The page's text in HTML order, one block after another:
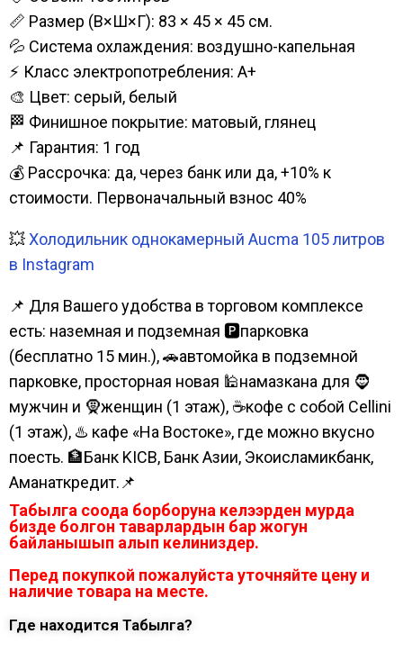
📏 Размер (В×Ш×Г): 83 × 45 × 45 см.
💦 Система охлаждения: воздушно-капельная
⚡ Класс электропотребления: А+
🎨 Цвет: серый, белый
🏁 Финишное покрытие: матовый, глянец
📌 Гарантия: 1 год
💰 Рассрочка: да, через банк или да, +10% к
стоимости. Первоначальный взнос 40%
💥Холодильник однокамерный Aucma 105 литров
в Instagram
📌 Для Вашего удобства в торговом комплексе
есть: наземная и подземная 🅿парковка
(бесплатно 15 мин.), 🚗автомойка в подземной
парковке, просторная новая 🕌намазкана для 🧔
мужчин и 🧕женщин (1 этаж), ☕кофе с собой Cellini
(1 этаж), ♨️ кафе «На Востоке», где можно вкусно
поесть. 🏦Банк KICB, Банк Азии, Экоисламикбанк,
Аманаткредит.📌
Табылга соода борборуна келээрден мурда
бизде болгон таварлардын бар жогун
байланышып алып келиниздер.
Перед покупкой пожалуйста уточняйте цену и
наличие товара на месте.
Где находится Табылга?